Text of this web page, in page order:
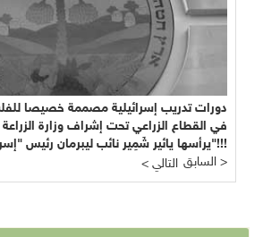
دورات تدريب إسرائيلية مصممة خصيصا
في القطاع الزراعي تحت إشراف وزارة الزراعة
يرأسها يائير شَمِير نائب ليبرمان رئيس "إسرائيل بيتنا"!!!
< التالي
السابق >